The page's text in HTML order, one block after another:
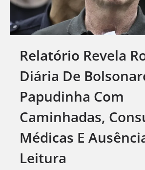
Relatório Revela
Diária De
Papudinha Com
Caminhadas,
Médicas E
Leitura